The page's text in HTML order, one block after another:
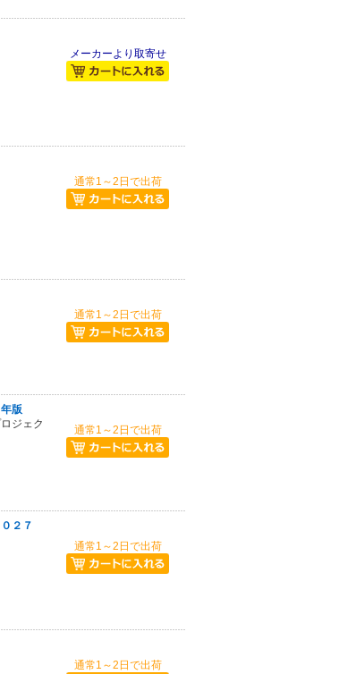
メーカーより取寄せ
通常1～2日で出荷
通常1～2日で出荷
版
ジェク
通常1～2日で出荷
２７
通常1～2日で出荷
通常1～2日で出荷